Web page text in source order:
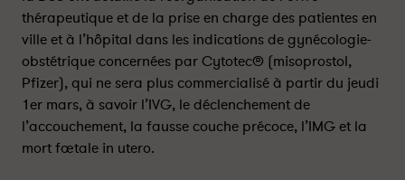
t
d
c
o
m
m
e
t
d
c
o
m
m
e
thérapeutique et de la prise en charge des patientes en
ville et à l’hôpital dans les indications de gynécologie-
obstétrique concernées par Cytotec® (misoprostol,
Pfizer), qui ne sera plus commercialisé à partir du jeudi
1er mars, à savoir l’IVG, le déclenchement de
l’accouchement, la fausse couche précoce, l’IMG et la
mort fœtale in utero.